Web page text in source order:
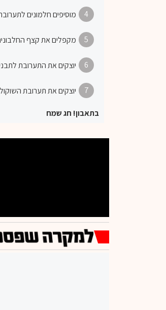
4 מוסיפים חלמונים
5 מקפלים את קצף
6 יוצקים את התערובת לתבנית ואופים 40 דקות או עד שהעוגה יציבה אבל המרכז עדיין
7 יוצקים את תערובת
בתאבון! חג שמח